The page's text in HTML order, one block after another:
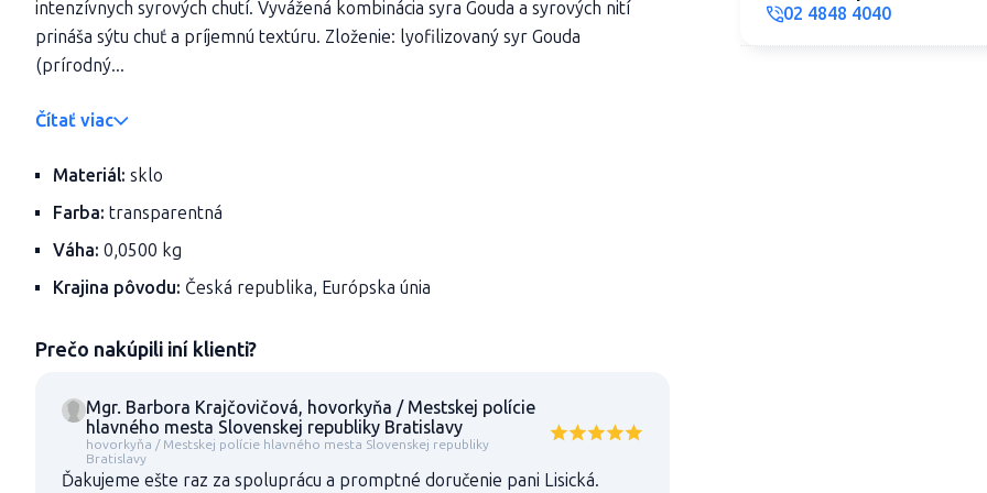
02 4848 4040
intenzívnych syrových chutí. Vyvážená kombinácia syra Gouda a syrových nití
prináša sýtu chuť a príjemnú textúru. Zloženie: lyofilizovaný syr Gouda
(prírodný...
Čítať viac
Materiál: sklo
Farba: transparentná
Váha: 0,0500 kg
Krajina pôvodu: Česká republika, Európska únia
Prečo nakúpili iní klienti?
Mgr. Barbora Krajčovičová, hovorkyňa / Mestskej polície
hlavného mesta Slovenskej republiky Bratislavy
hovorkyňa / Mestskej polície hlavného mesta Slovenskej republiky
Bratislavy
Ďakujeme ešte raz za spoluprácu a promptné doručenie pani Lisická.